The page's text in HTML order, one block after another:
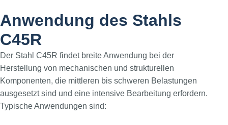
Anwendung des Stahls
C45R
Der Stahl C45R findet breite Anwendung bei der
Herstellung von mechanischen und strukturellen
Komponenten, die mittleren bis schweren Belastungen
ausgesetzt sind und eine intensive Bearbeitung erfordern.
Typische Anwendungen sind: